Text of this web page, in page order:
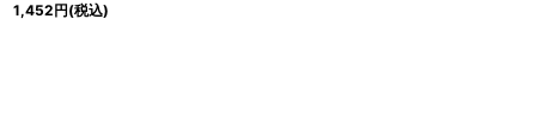
1,452円(税込)